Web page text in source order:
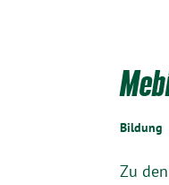
Bildung
Zu